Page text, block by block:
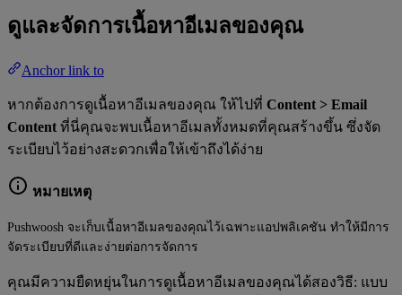
ดูและจัดการเนื้อหาอีเมลของคุณ
Anchor link to
หากต้องการดูเนื้อหาอีเมลของคุณ ให้ไปที่ Content > Email
Content ที่นี่คุณจะพบเนื้อหาอีเมลทั้งหมดที่คุณสร้างขึ้น ซึ่งจัด
ระเบียบไว้อย่างสะดวกเพื่อให้เข้าถึงได้ง่าย
หมายเหตุ
Pushwoosh จะเก็บเนื้อหาอีเมลของคุณไว้เฉพาะแอปพลิเคชัน ทำให้มีการ
จัดระเบียบที่ดีและง่ายต่อการจัดการ
คุณมีความยืดหยุ่นในการดูเนื้อหาอีเมลของคุณได้สองวิธี: แบบ